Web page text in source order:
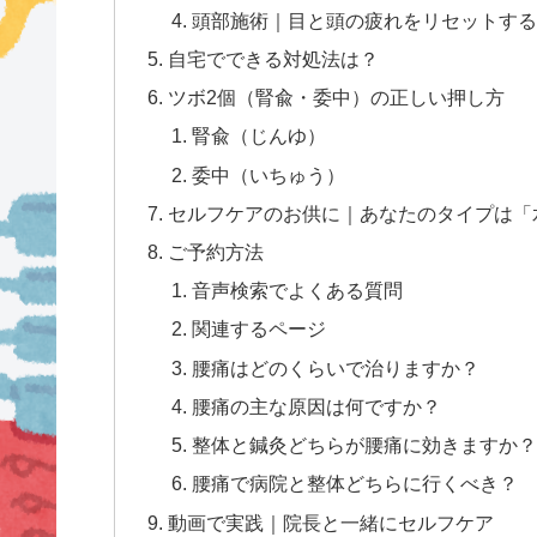
頭部施術｜目と頭の疲れをリセットする
自宅でできる対処法は？
ツボ2個（腎兪・委中）の正しい押し方
腎兪（じんゆ）
委中（いちゅう）
セルフケアのお供に｜あなたのタイプは「
ご予約方法
音声検索でよくある質問
関連するページ
腰痛はどのくらいで治りますか？
腰痛の主な原因は何ですか？
整体と鍼灸どちらが腰痛に効きますか？
腰痛で病院と整体どちらに行くべき？
動画で実践｜院長と一緒にセルフケア